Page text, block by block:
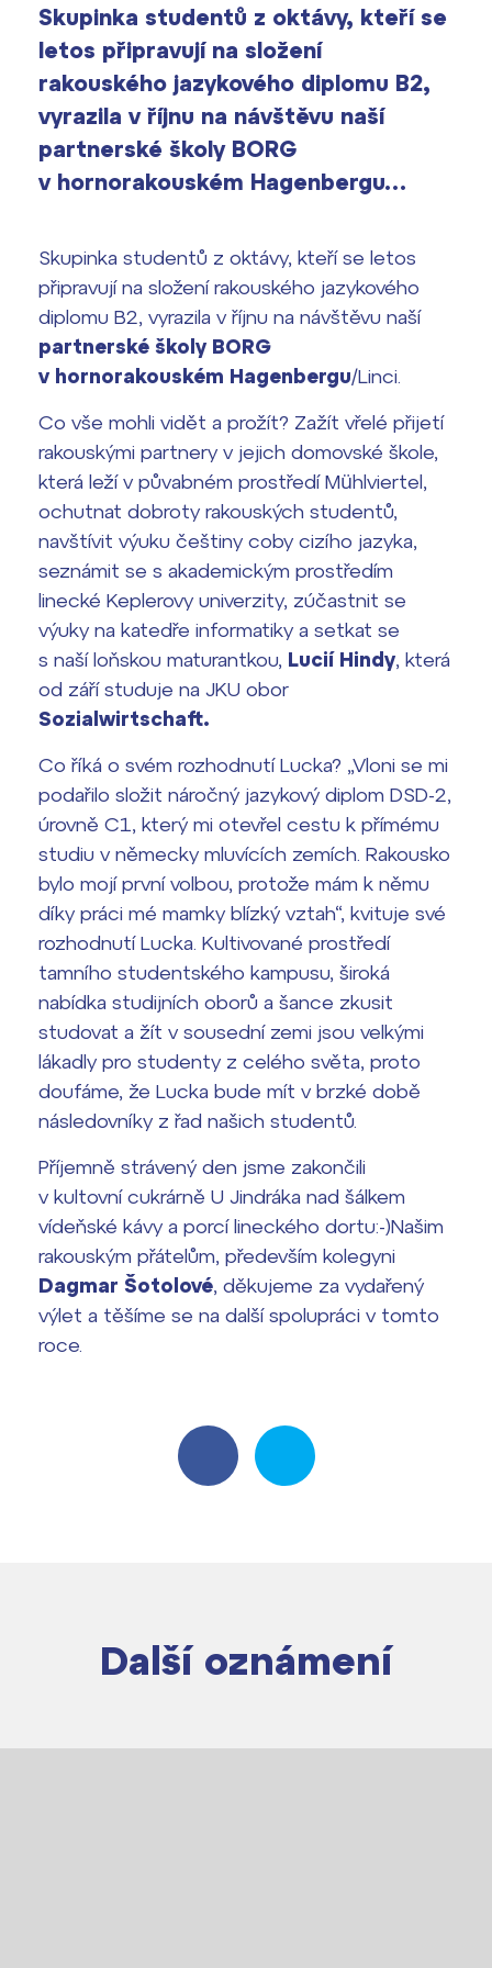
Výsledky 1. kola přijímacího řízení
2026/2027
Maturitní zkoušky
Europass
Zahraniční stipendia
ČAG studentský
Maturitní témata
Pomoc! Mám problém!
Harmonogram školního roku
Termíny maturit
Bakaláři
Office 365
Skupinka studentů z oktávy, kteří se
letos připravují na složení
rakouského jazykového diplomu B2,
vyrazila v říjnu na návštěvu naší
partnerské školy BORG
v hornorakouském Hagenbergu…
Skupinka studentů z oktávy, kteří se letos
připravují na složení rakouského jazykového
diplomu B2, vyrazila v říjnu na návštěvu naší
partnerské školy BORG
v hornorakouském Hagenbergu/Linci.
Co vše mohli vidět a prožít? Zažít vřelé přijetí
rakouskými partnery v jejich domovské škole,
která leží v půvabném prostředí Mühlviertel,
ochutnat dobroty rakouských studentů,
navštívit výuku češtiny coby cizího jazyka,
seznámit se s akademickým prostředím
linecké Keplerovy univerzity, zúčastnit se
výuky na katedře informatiky a setkat se
s naší loňskou maturantkou, Lucií Hindy, která
od září studuje na JKU obor
Sozialwirtschaft.
Co říká o svém rozhodnutí Lucka? „Vloni se mi
podařilo složit náročný jazykový diplom DSD-2,
úrovně C1, který mi otevřel cestu k přímému
studiu v německy mluvících zemích. Rakousko
bylo mojí první volbou, protože mám k němu
díky práci mé mamky blízký vztah“, kvituje své
rozhodnutí Lucka. Kultivované prostředí
tamního studentského kampusu, široká
nabídka studijních oborů a šance zkusit
studovat a žít v sousední zemi jsou velkými
lákadly pro studenty z celého světa, proto
doufáme, že Lucka bude mít v brzké době
následovníky z řad našich studentů.
Příjemně strávený den jsme zakončili
v kultovní cukrárně U Jindráka nad šálkem
vídeňské kávy a porcí lineckého dortu:-)Našim
rakouským přátelům, především kolegyni
Dagmar Šotolové, děkujeme za vydařený
výlet a těšíme se na další spolupráci v tomto
roce.
Další oznámení